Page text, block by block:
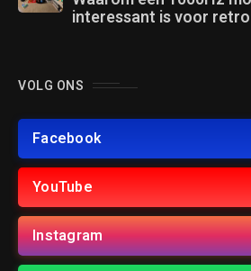
interessant is voor
VOLG ONS
Facebook
YouTube
Instagram